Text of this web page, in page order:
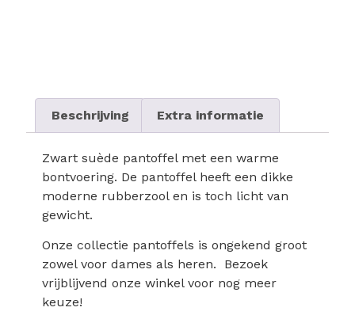
Beschrijving Extra informatie
Zwart suède pantoffel met een warme
bontvoering. De pantoffel heeft een dikke
moderne rubberzool en is toch licht van
gewicht.
Onze collectie pantoffels is ongekend groot
zowel voor dames als heren. Bezoek
vrijblijvend onze winkel voor nog meer
keuze!